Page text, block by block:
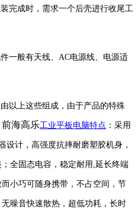
完成时，需求一个后壳进行收尾工
一般有天线、AC电源线、电源适
以上这些组成，由于产品的特殊
前海高乐工业平板电脑特点 ：采用
设计，高强度抗摔耐磨塑胶机身，
全固态电容，稳定耐用,延长终端
小巧可随身携带，不占空间，节
噪音快速散热，超低功耗，长时